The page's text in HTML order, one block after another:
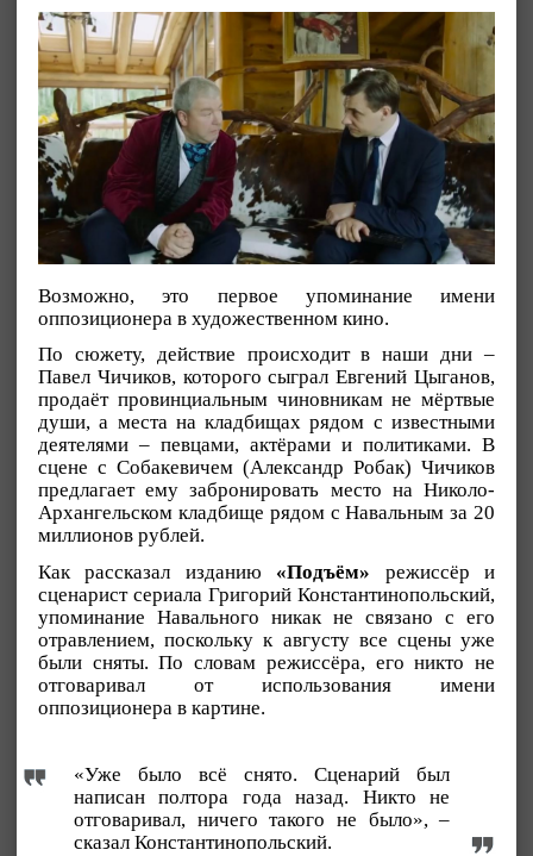
Возможно, это первое упоминание имени
оппозиционера в художественном кино.
По сюжету, действие происходит в наши дни –
Павел Чичиков, которого сыграл Евгений Цыганов,
продаёт провинциальным чиновникам не мёртвые
души, а места на кладбищах рядом с известными
деятелями – певцами, актёрами и политиками. В
сцене с Собакевичем (Александр Робак) Чичиков
предлагает ему забронировать место на Николо-
Архангельском кладбище рядом с Навальным за 20
миллионов рублей.
Как рассказал изданию «Подъём» режиссёр и
сценарист сериала Григорий Константинопольский,
упоминание Навального никак не связано с его
отравлением, поскольку к августу все сцены уже
были сняты. По словам режиссёра, его никто не
отговаривал от использования имени
оппозиционера в картине.
«Уже было всё снято. Сценарий был
написан полтора года назад. Никто не
отговаривал, ничего такого не было», –
сказал Константинопольский.